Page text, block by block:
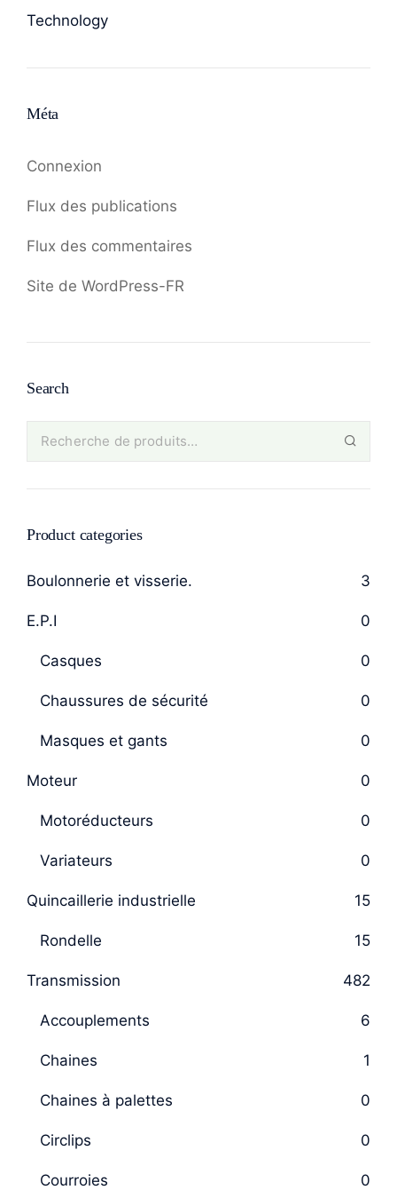
Technology
Méta
Connexion
Flux des publications
Flux des commentaires
Site de WordPress-FR
Search
Product categories
Boulonnerie et visserie. 3
E.P.I 0
Casques 0
Chaussures de sécurité 0
Masques et gants 0
Moteur 0
Motoréducteurs 0
Variateurs 0
Quincaillerie industrielle 15
Rondelle 15
Transmission 482
Accouplements 6
Chaines 1
Chaines à palettes 0
Circlips 0
Courroies 0